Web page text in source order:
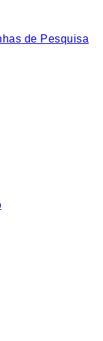
de Pesquisa